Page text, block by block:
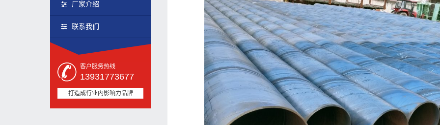
厂家介绍
联系我们
客户服务热线
13931773677
打造成行业内影响力品牌